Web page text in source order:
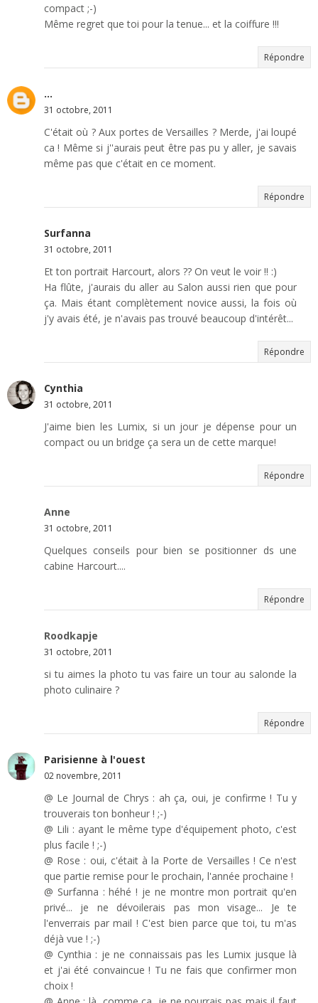
compact ;-)
Même regret que toi pour la tenue... et la coiffure !!!
Répondre
...
31 octobre, 2011
C'était où ? Aux portes de Versailles ? Merde, j'ai loupé
ca ! Même si j''aurais peut être pas pu y aller, je savais
même pas que c'était en ce moment.
Répondre
Surfanna
31 octobre, 2011
Et ton portrait Harcourt, alors ?? On veut le voir !! :)
Ha flûte, j'aurais du aller au Salon aussi rien que pour
ça. Mais étant complètement novice aussi, la fois où
j'y avais été, je n'avais pas trouvé beaucoup d'intérêt...
Répondre
Cynthia
31 octobre, 2011
J'aime bien les Lumix, si un jour je dépense pour un
compact ou un bridge ça sera un de cette marque!
Répondre
Anne
31 octobre, 2011
Quelques conseils pour bien se positionner ds une
cabine Harcourt....
Répondre
Roodkapje
31 octobre, 2011
si tu aimes la photo tu vas faire un tour au salonde la
photo culinaire ?
Répondre
Parisienne à l'ouest
02 novembre, 2011
@ Le Journal de Chrys : ah ça, oui, je confirme ! Tu y
trouverais ton bonheur ! ;-)
@ Lili : ayant le même type d'équipement photo, c'est
plus facile ! ;-)
@ Rose : oui, c'était à la Porte de Versailles ! Ce n'est
que partie remise pour le prochain, l'année prochaine !
@ Surfanna : héhé ! je ne montre mon portrait qu'en
privé... je ne dévoilerais pas mon visage... Je te
l'enverrais par mail ! C'est bien parce que toi, tu m'as
déjà vue ! ;-)
@ Cynthia : je ne connaissais pas les Lumix jusque là
et j'ai été convaincue ! Tu ne fais que confirmer mon
choix !